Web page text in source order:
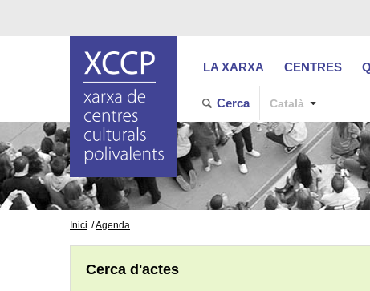
LA XARXA CENTRES
Cerca Català
Inici Agenda
Cerca d'actes